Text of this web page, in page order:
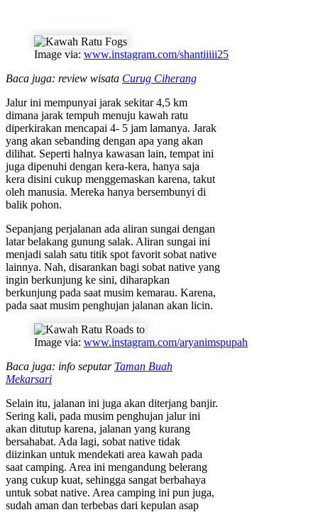
Image via: www.instagram.com/shantiiiii25
Baca juga: review wisata Curug Ciherang
Jalur ini mempunyai jarak sekitar 4,5 km
dimana jarak tempuh menuju kawah ratu
diperkirakan mencapai 4- 5 jam lamanya. Jarak
yang akan sebanding dengan apa yang akan
dilihat. Seperti halnya kawasan lain, tempat ini
juga dipenuhi dengan kera-kera, hanya saja
kera disini cukup menggemaskan karena, takut
oleh manusia. Mereka hanya bersembunyi di
balik pohon.
Sepanjang perjalanan ada aliran sungai dengan
latar belakang gunung salak. Aliran sungai ini
menjadi salah satu titik spot favorit sobat native
lainnya. Nah, disarankan bagi sobat native yang
ingin berkunjung ke sini, diharapkan
berkunjung pada saat musim kemarau. Karena,
pada saat musim penghujan jalanan akan licin.
Image via: www.instagram.com/aryanimspupah
Baca juga: info seputar Taman Buah
Mekarsari
Selain itu, jalanan ini juga akan diterjang banjir.
Sering kali, pada musim penghujan jalur ini
akan ditutup karena, jalanan yang kurang
bersahabat. Ada lagi, sobat native tidak
diizinkan untuk mendekati area kawah pada
saat camping. Area ini mengandung belerang
yang cukup kuat, sehingga sangat berbahaya
untuk sobat native. Area camping ini pun juga,
sudah aman dan terbebas dari kepulan asap